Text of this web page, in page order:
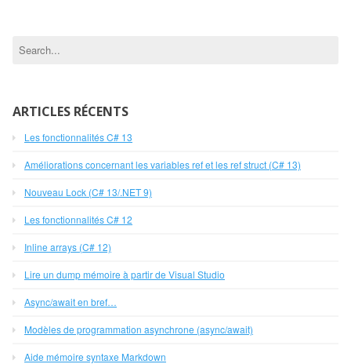
ARTICLES RÉCENTS
Les fonctionnalités C# 13
Améliorations concernant les variables ref et les ref struct (C# 13)
Nouveau Lock (C# 13/.NET 9)
Les fonctionnalités C# 12
Inline arrays (C# 12)
Lire un dump mémoire à partir de Visual Studio
Async/await en bref…
Modèles de programmation asynchrone (async/await)
Aide mémoire syntaxe Markdown